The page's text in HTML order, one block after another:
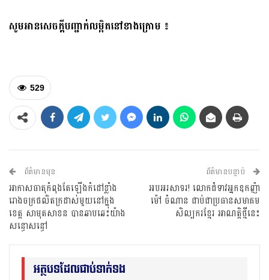
សូមអានសេចក្ដីបញ្ជាក់លម្អិតនៅខាងក្រោម ៖
529
ព័ត៌មានមុន
អាកាសធាតុកំពុងតែឡើងកំដៅខ្លាំង
រោងចក្រផលិតក្រដាស់មួយនៅក្នុង
ខេត្ត សាមុតសាខន បានឆាបឆេះយ៉ាង
សន្ធោសន្ធៅ
ព័ត៌មានបន្ទាប់
អបអរសាទរ! លោកជំទាវអ្នកឧកញ៉ា
ម៉ៅ ចំណាន ជាប់ជាប្រធានសមាគម
សិល្បករខ្មែរ អាណត្តិថ្មីនេះ
អត្ថបទដែលជាប់ទាក់ទង